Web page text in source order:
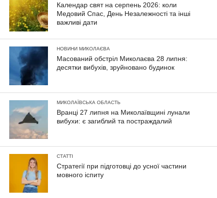
Календар свят на серпень 2026: коли
Медовий Спас, День Незалежності та інші
важливі дати
НОВИНИ МИКОЛАЄВА
Масований обстріл Миколаєва 28 липня:
десятки вибухів, зруйновано будинок
МИКОЛАЇВСЬКА ОБЛАСТЬ
Вранці 27 липня на Миколаївщині лунали
вибухи: є загиблий та постраждалий
СТАТТІ
Стратегії при підготовці до усної частини
мовного іспиту